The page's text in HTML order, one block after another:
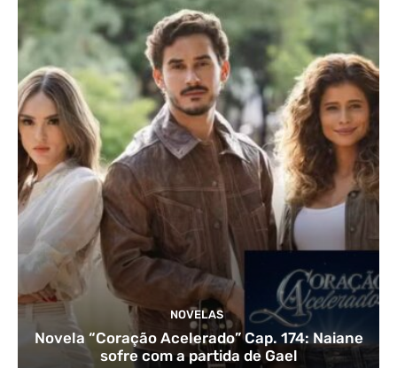
NOVELAS
Novela “Coração Acelerado” Cap. 174: Naiane
sofre com a partida de Gael